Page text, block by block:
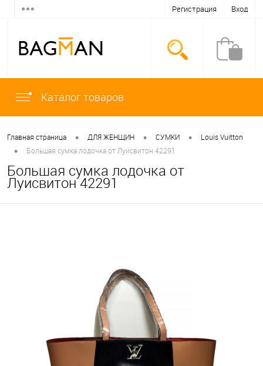
Регистрация Вход
Каталог товаров
Главная страница • ДЛЯ ЖЕНЩИН • СУМКИ • Louis Vuitton
• Большая сумка лодочка от Луисвитон 42291
Большая сумка лодочка от
Луисвитон 42291